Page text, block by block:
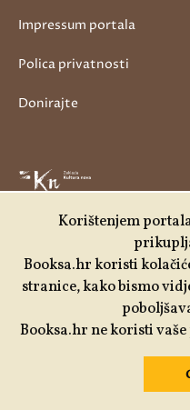
Impressum portala
Polica privatnosti
Donirajte
Korištenjem
Booksa.hr koristi
stranice, kako bismo
Booksa.hr ne koristi